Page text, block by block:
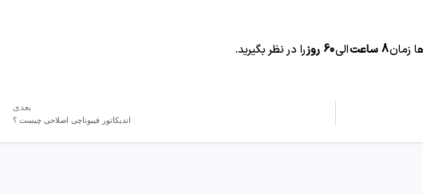
زمان8 ساعت الی60 روز را در نظر بگیرید.
بعدی
اندیکاتور فیبوناچی اصلاحی چیست ؟